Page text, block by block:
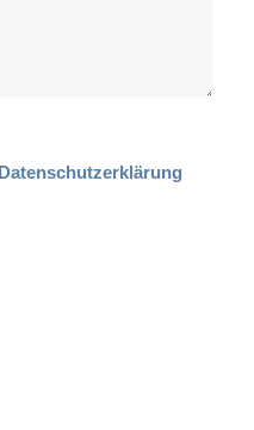
Datenschutzerklärung